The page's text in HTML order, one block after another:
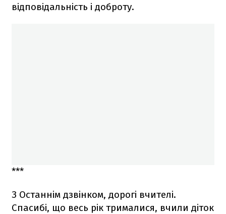
відповідальність і доброту.
***
З Останнім дзвінком, дорогі вчителі.
Спасибі, що весь рік трималися, вчили діток